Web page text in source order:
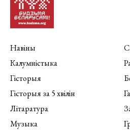
Навіны
Калумністыка
Гісторыя
Гісторыя за 5 хвілін
Літаратура
Музыка